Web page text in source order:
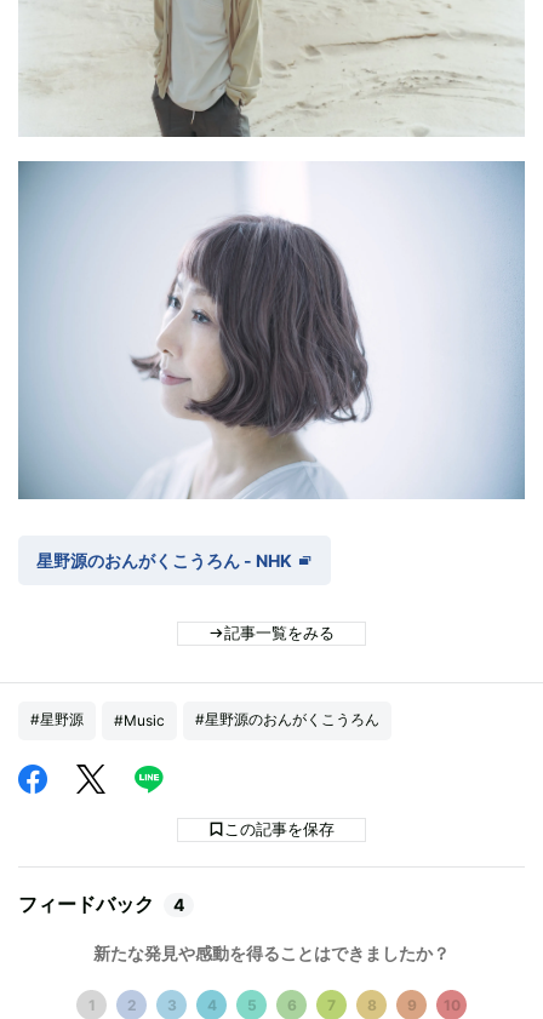
星野源のおんがくこうろん - NHK
記事一覧をみる
#星野源 #Music #星野源のおんがくこうろん
この記事を保存
フィードバック 4
新たな発見や感動を得ることはできましたか？
1 2 3 4 5 6 7 8 9 10